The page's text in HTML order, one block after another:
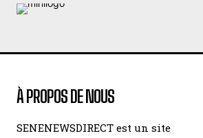
À PROPOS DE NOUS
SENENEWSDIRECT est un site